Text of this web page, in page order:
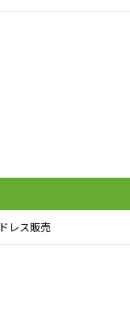
ドレス販売